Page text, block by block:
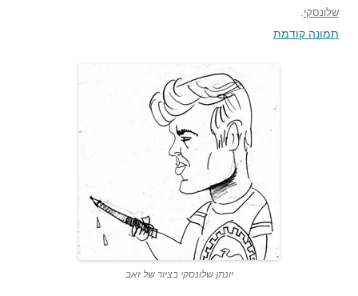
שלונסקי
תמונה קודמת
יונתן שלונסקי בציור של זאב